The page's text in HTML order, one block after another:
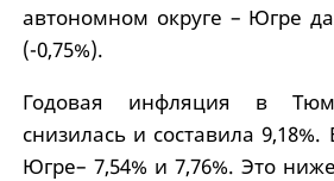
автономном округе – Югре
(-0,75%).
Годовая инфляция в
снизилась и составила
Югре– 7,54% и 7,76%. Это